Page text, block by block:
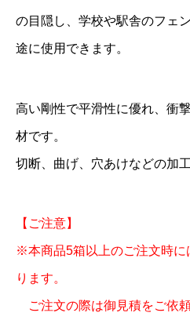
の目隠し、学校や駅舎のフェ
途に使用できます。
高い剛性で平滑性に優れ、衝
材です。
切断、曲げ、穴あけなどの加
【ご注意】
※本商品5箱以上のご注文時に
ります。
ご注文の際は御見積をご依頼